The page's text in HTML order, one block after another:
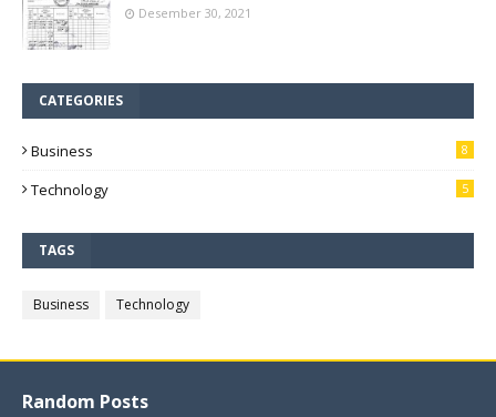
Desember 30, 2021
CATEGORIES
Business 8
Technology 5
TAGS
Business Technology
Random Posts